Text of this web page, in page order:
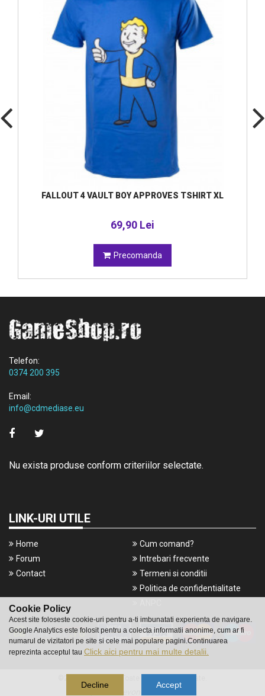
Cookie Policy
Acest site foloseste cookie-uri pentru a-ti imbunatati experienta de navigare.
Google Analytics este folosit pentru a colecta informatii anonime, cum ar fi
numarul de vizitatori pe site si cele mai populare pagini.Continuarea
reprezinta acceptul tau Click aici pentru mai multe detalii.
Decline Accept
FALLOUT 4 VAULT BOY APPROVES TSHIRT XL
69,90 Lei
Precomanda
Telefon:
0374 200 395
Email:
info@cdmediase.eu
Nu exista produse conform criteriilor selectate.
LINK-URI UTILE
Home
Forum
Contact
Cum comand?
Intrebari frecvente
Termeni si conditii
Politica de confidentialitate
DNA